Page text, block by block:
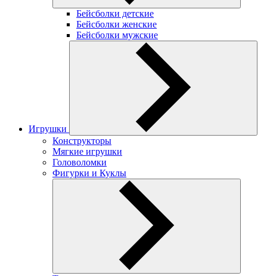
Бейсболки детские
Бейсболки женские
Бейсболки мужские
Игрушки
Конструкторы
Мягкие игрушки
Головоломки
Фигурки и Куклы